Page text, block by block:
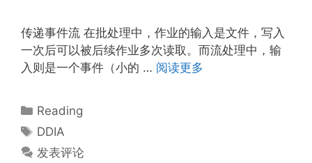
传递事件流 在批处理中，作业的输入是文件，写入
一次后可以被后续作业多次读取。而流处理中，输
入则是一个事件（小的 … 阅读更多
分
类
Reading
标
签
DDIA
发表评论